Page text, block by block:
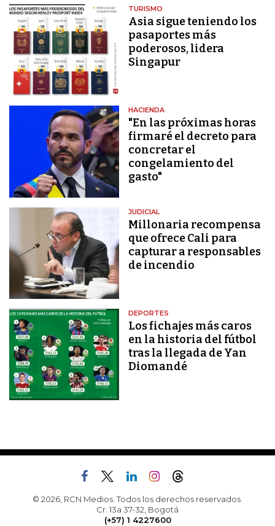
TURISMO
Asia sigue teniendo los
pasaportes más
poderosos, lidera
Singapur
HACIENDA
"En las próximas horas
firmaré el decreto para
concretar el
congelamiento del
gasto"
JUDICIAL
Millonaria recompensa
que ofrece Cali para
capturar a responsables
de incendio
DEPORTES
Los fichajes más caros
en la historia del fútbol
tras la llegada de Yan
Diomandé
© 2026, RCN Medios. Todos los derechos reservados.
Cr. 13a 37-32, Bogotá
(+57) 1 4227600